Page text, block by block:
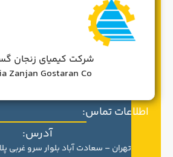
اطلاعات تماس:
آدرس:
تهران – سعادت آباد بلوار سرو غربی پلاک 126 –
شرکت کیمیای زنجان
Zanjan Gostaran Co